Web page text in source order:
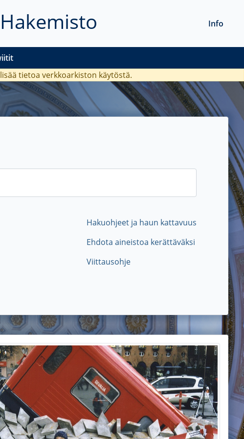
Info
lisää tietoa verkkoarkiston käytöstä.
Hakuohjeet ja haun kattavuus
Ehdota aineistoa kerättäväksi
Viittausohje